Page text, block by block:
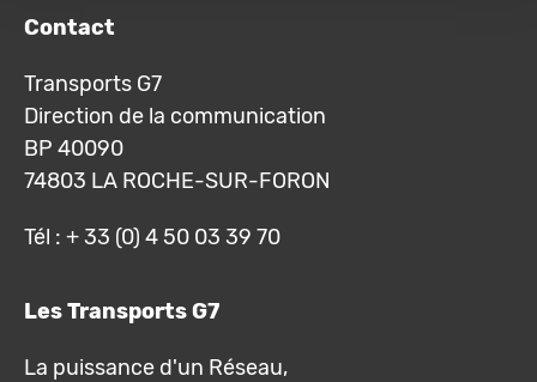
Contact
Transports G7
Direction de la communication
BP 40090
74803 LA ROCHE-SUR-FORON
Tél : + 33 (0) 4 50 03 39 70
Les Transports G7
La puissance d'un Réseau,